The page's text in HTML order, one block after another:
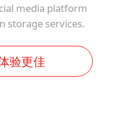
media platform
storage services.
验更佳